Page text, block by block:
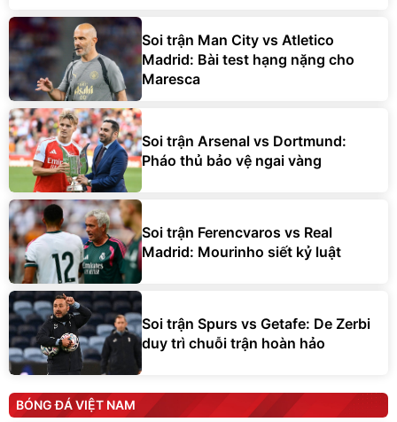
Soi trận Man City vs Atletico
Madrid: Bài test hạng nặng cho
Maresca
Soi trận Arsenal vs Dortmund:
Pháo thủ bảo vệ ngai vàng
Soi trận Ferencvaros vs Real
Madrid: Mourinho siết kỷ luật
Soi trận Spurs vs Getafe: De Zerbi
duy trì chuỗi trận hoàn hảo
BÓNG ĐÁ VIỆT NAM